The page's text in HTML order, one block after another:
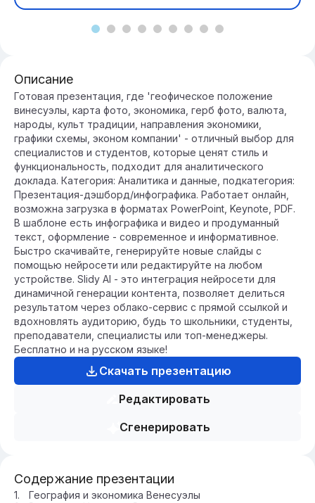
Описание
Готовая презентация, где 'геофическое положение
винесуэлы, карта фото, экономика, герб фото, валюта,
народы, культ традиции, направления экономики,
графики схемы, эконом компании' - отличный выбор для
специалистов и студентов, которые ценят стиль и
функциональность, подходит для аналитического
доклада. Категория: Аналитика и данные, подкатегория:
Презентация-дэшборд/инфографика. Работает онлайн,
возможна загрузка в форматах PowerPoint, Keynote, PDF.
В шаблоне есть инфографика и видео и продуманный
текст, оформление - современное и информативное.
Быстро скачивайте, генерируйте новые слайды с
помощью нейросети или редактируйте на любом
устройстве. Slidy AI - это интеграция нейросети для
динамичной генерации контента, позволяет делиться
результатом через облако-сервис с прямой ссылкой и
вдохновлять аудиторию, будь то школьники, студенты,
преподаватели, специалисты или топ-менеджеры.
Бесплатно и на русском языке!
Скачать презентацию
Редактировать
Сгенерировать
Содержание презентации
География и экономика Венесуэлы